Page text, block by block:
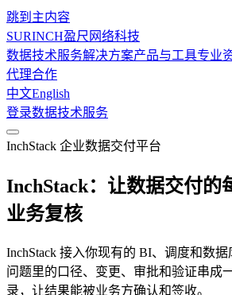
跳到主内容
SURINCH盈尺网络科技
数据技术服务解决方案产品与工具专业
代理合作
中文English
登录数据技术服务
InchStack 企业数据交付平台
InchStack：让数据交付的
业务复核
InchStack 接入你现有的 BI、调度和数
问题里的口径、变更、审批和验证串成
录，让结果能被业务方确认和签收。